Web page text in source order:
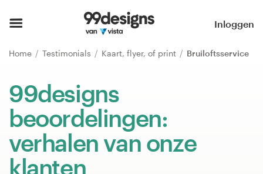
Inloggen
Home Testimonials Kaart, flyer, of print Bruiloftsservice
99designs
beoordelingen:
verhalen van onze
klanten
Blader door categorieën
Hoe het werkt
Vind een designer
Inspiratie
99designs Pro